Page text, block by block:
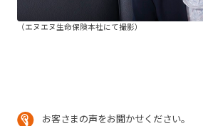
（エヌエヌ生命保険本社にて撮影）
お客さまの声をお聞かせください。